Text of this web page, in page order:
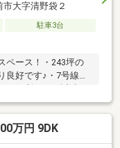
市大字清野袋２
駐車3台
ペース！・243坪の
好です♪・7号線弘
徒歩8分/城東小学校
】弘南バス「公民館
ン弘前青山5丁目店
ユニバース堅田店
万円 9DK